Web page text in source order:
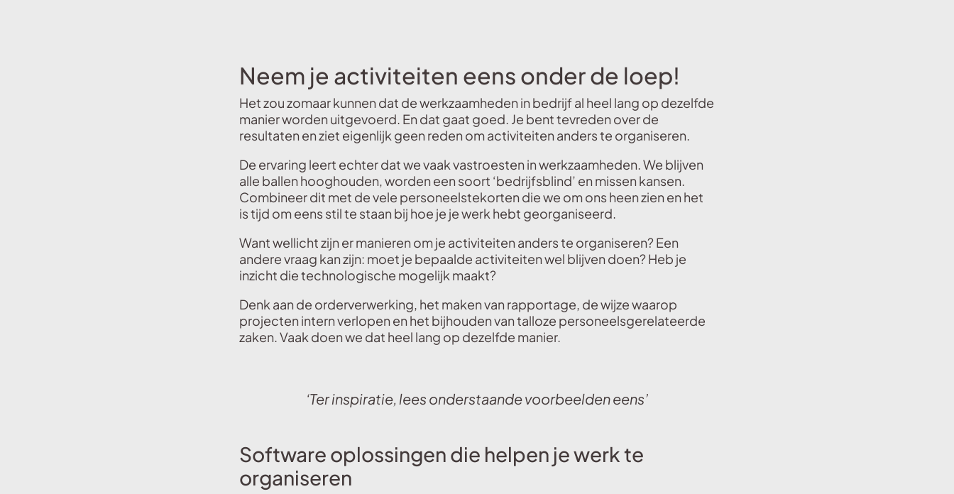
Neem je activiteiten eens onder de loep!
Het zou zomaar kunnen dat de werkzaamheden in bedrijf al heel lang op dezelfde
manier worden uitgevoerd. En dat gaat goed. Je bent tevreden over de
resultaten en ziet eigenlijk geen reden om activiteiten anders te organiseren.
De ervaring leert echter dat we vaak vastroesten in werkzaamheden. We blijven
alle ballen hooghouden, worden een soort ‘bedrijfsblind’ en missen kansen.
Combineer dit met de vele personeelstekorten die we om ons heen zien en het
is tijd om eens stil te staan bij hoe je je werk hebt georganiseerd.
Want wellicht zijn er manieren om je activiteiten anders te organiseren? Een
andere vraag kan zijn: moet je bepaalde activiteiten wel blijven doen? Heb je
inzicht die technologische mogelijk maakt?
Denk aan de orderverwerking, het maken van rapportage, de wijze waarop
projecten intern verlopen en het bijhouden van talloze personeelsgerelateerde
zaken. Vaak doen we dat heel lang op dezelfde manier.
‘Ter inspiratie, lees onderstaande voorbeelden eens’
Software oplossingen die helpen je werk te
organiseren